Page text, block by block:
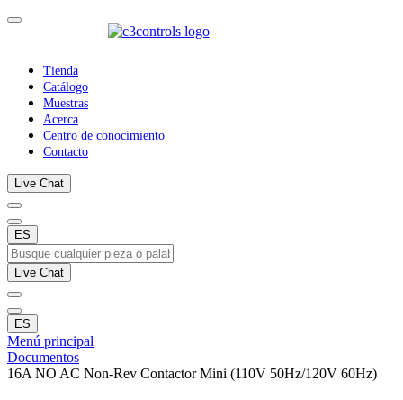
Tienda
Catálogo
Muestras
Acerca
Centro de conocimiento
Contacto
Live Chat
ES
Live Chat
ES
Menú principal
Documentos
16A NO AC Non-Rev Contactor Mini (110V 50Hz/120V 60Hz)